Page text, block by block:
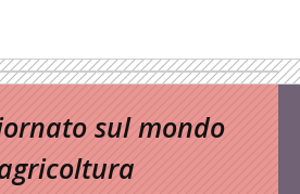
sul mondo